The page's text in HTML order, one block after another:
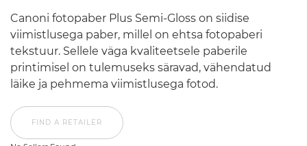
Canoni fotopaber Plus Semi-Gloss on siidise
viimistlusega paber, millel on ehtsa fotopaberi
tekstuur. Sellele väga kvaliteetsele paberile
printimisel on tulemuseks säravad, vähendatud
läike ja pehmema viimistlusega fotod.
FIND A RETAILER